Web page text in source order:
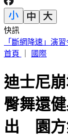
快訊
59歲王祖賢近況
首頁
國際
迪士尼
臀舞還
出 園方